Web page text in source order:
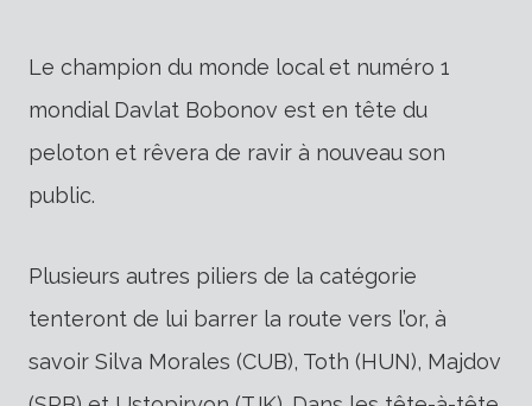
Le champion du monde local et numéro 1
mondial Davlat Bobonov est en tête du
peloton et rêvera de ravir à nouveau son
public.
Plusieurs autres piliers de la catégorie
tenteront de lui barrer la route vers l’or, à
savoir Silva Morales (CUB), Toth (HUN), Majdov